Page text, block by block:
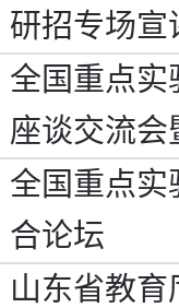
研招专场宣
全国重点实
座谈交流会
全国重点实
合论坛
山东省教